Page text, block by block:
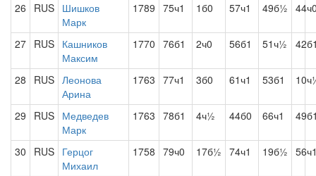
26 RUS Шишков
Марк
1789 75ч1 1б0 57ч1 49б½
27 RUS Кашников
Максим
1770 76б1 2ч0 56б1 51ч½
28 RUS Леонова
Арина
1763 77ч1 3б0 61ч1 53б1
29 RUS Медведев
Марк
1763 78б1 4ч½ 44б0 66ч1
30 RUS Герцог
Михаил
1758 79ч0 17б½ 74ч1 19б½